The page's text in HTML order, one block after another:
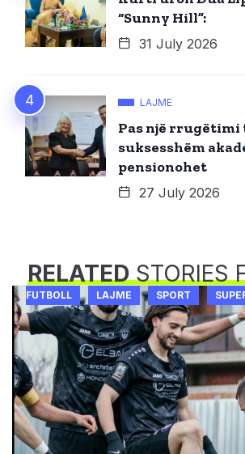
“Sunny Hill”:
31 July 2026
LAJME
Pas një rrugëtimi
suksesshëm
pensionohet
27 July 2026
RELATEDSTORIES
FUTBOLL LAJME SPORT